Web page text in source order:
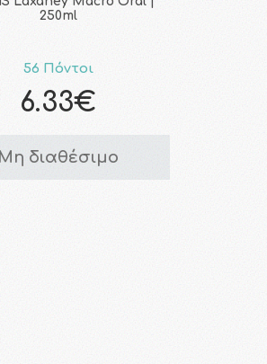
250ml
56 Πόντοι
6.33€
Μη διαθέσιμο